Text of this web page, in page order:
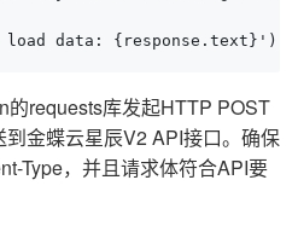
data: {response.text}')
requests库发起HTTP POST
金蝶云星辰V2 API接口。确保
Type，并且请求体符合API要